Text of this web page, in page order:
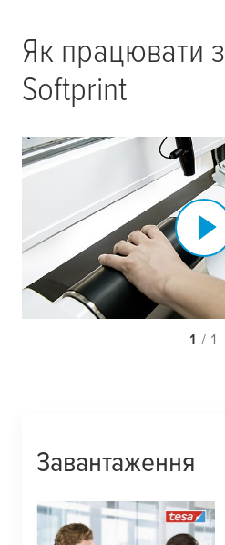
Як працювати з
Softprint
1 / 1
Завантаження